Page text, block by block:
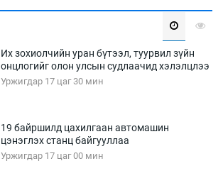
Их зохиолчийн уран бүтээл, туурвил зүйн
онцлогийг олон улсын судлаачид хэлэлцлээ
Уржигдар 17 цаг 30 мин
19 байршилд цахилгаан автомашин
цэнэглэх станц байгууллаа
Уржигдар 17 цаг 00 мин